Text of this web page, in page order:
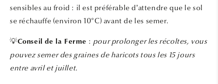
sensibles au froid : il est préférable d’attendre que le sol
se réchauffe (environ 10°C) avant de les semer.
💡Conseil de la Ferme : pour prolonger les récoltes, vous
pouvez semer des graines de haricots tous les 15 jours
entre avril et juillet.